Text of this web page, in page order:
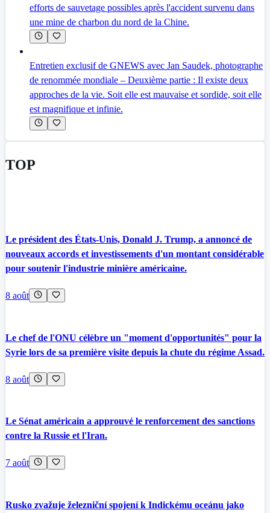
efforts de sauvetage possibles après l'accident survenu dans
une mine de charbon du nord de la Chine.
Entretien exclusif de GNEWS avec Jan Saudek, photographe
de renommée mondiale – Deuxième partie : Il existe deux
approches de la vie. Soit elle est mauvaise et sordide, soit elle
est magnifique et infinie.
TOP
Le président des États-Unis, Donald J. Trump, a annoncé de
nouveaux accords et investissements d'un montant considérable
pour soutenir l'industrie minière américaine.
8 août
Le chef de l'ONU célèbre un "moment d'opportunités" pour la
Syrie lors de sa première visite depuis la chute du régime Assad.
8 août
Le Sénat américain a approuvé le renforcement des sanctions
contre la Russie et l'Iran.
7 août
Rusko zvažuje železniční spojení k Indickému oceánu jako